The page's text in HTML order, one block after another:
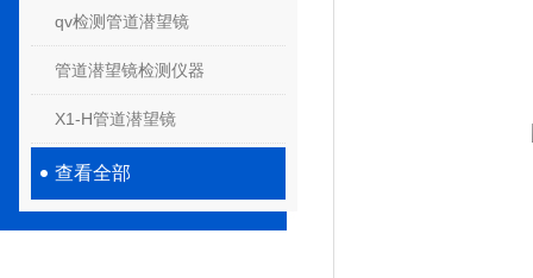
qv检测管道潜望镜
管道潜望镜检测仪器
X1-H管道潜望镜
查看全部